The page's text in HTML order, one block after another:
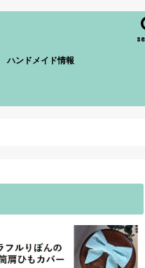
ハンドメイド情報